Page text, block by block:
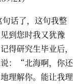
话了，这句我整
到您时我又犹豫
得研究生毕业后，
：“北海啊，你还
理解你。能让我理